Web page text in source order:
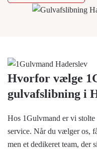
Hvorfor vælge
gulvafslibning i
Hos 1Gulvmand er vi
service. Når du vælger os,
men et dedikeret team, der